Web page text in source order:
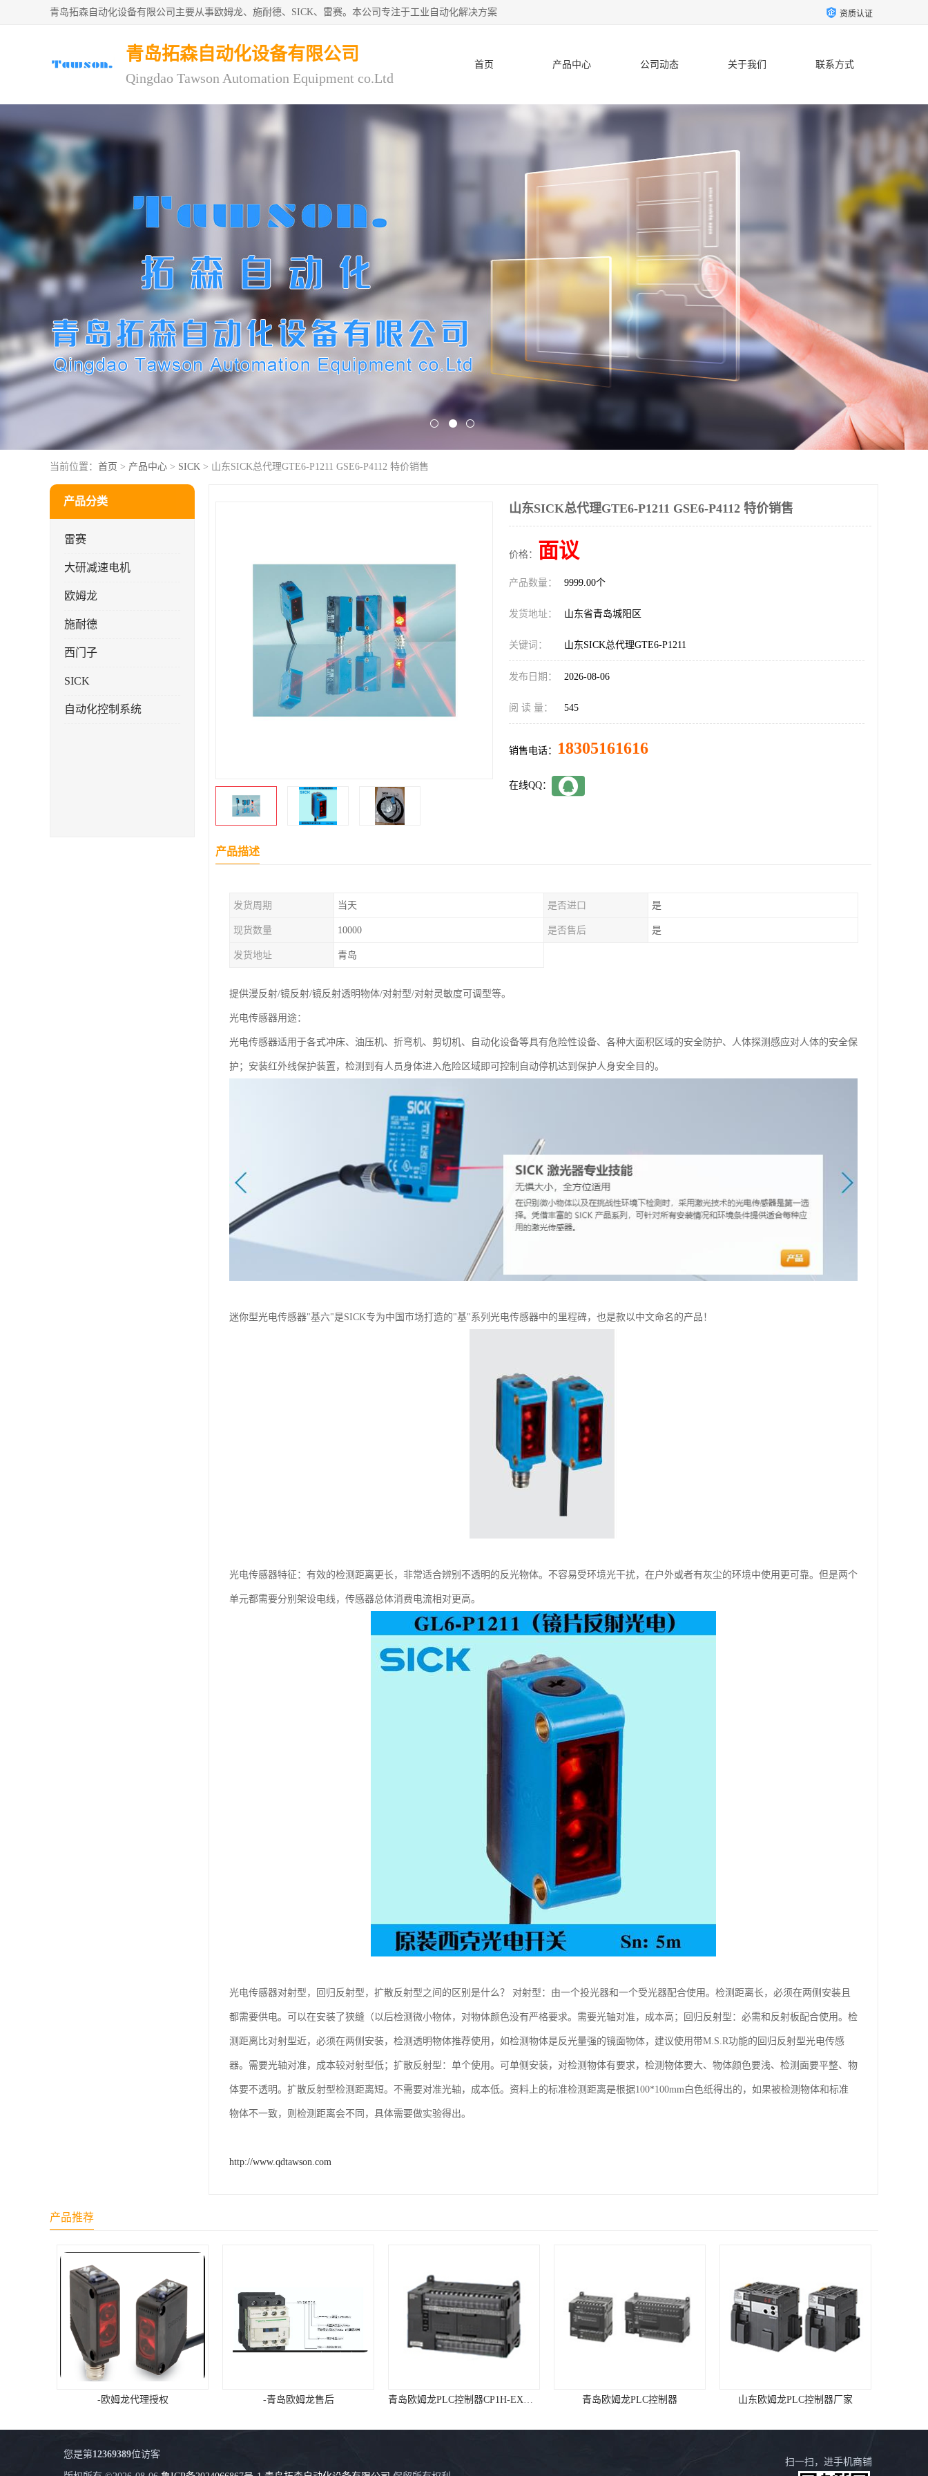
青岛拓森自动化设备有限公司主要从事欧姆龙、施耐德、SICK、雷赛。本公司专注于工业自动化解决方案 资质认证
青岛拓森自动化设备有限公司
Qingdao Tawson Automation Equipment co.Ltd
首页 产品中心 公司动态 关于我们 联系方式
当前位置： 首页 > 产品中心 > SICK > 山东SICK总代理GTE6-P1211 GSE6-P4112 特价销售
产品分类
雷赛
大研减速电机
欧姆龙
施耐德
西门子
SICK
自动化控制系统
山东SICK总代理GTE6-P1211 GSE6-P4112 特价销售
价格： 面议
产品数量： 9999.00个
发货地址： 山东省青岛城阳区
关键词： 山东SICK总代理GTE6-P1211
发布日期： 2026-08-06
阅 读 量： 545
销售电话： 18305161616
在线QQ：
产品描述
发货周期 当天 是否进口 是
现货数量 10000 是否售后 是
发货地址 青岛
提供漫反射/镜反射/镜反射透明物体/对射型/对射灵敏度可调型等。
光电传感器用途：
光电传感器适用于各式冲床、油压机、折弯机、剪切机、自动化设备等具有危险性设备、各种大面积区域的安全防护、人体探测感应对人体的安全保
护；安装红外线保护装置，检测到有人员身体进入危险区域即可控制自动停机达到保护人身安全目的。
迷你型光电传感器"基六"是SICK专为中国市场打造的"基"系列光电传感器中的里程碑，也是款以中文命名的产品！
光电传感器特征：有效的检测距离更长，非常适合辨别不透明的反光物体。不容易受环境光干扰，在户外或者有灰尘的环境中使用更可靠。但是两个
单元都需要分别架设电线，传感器总体消费电流相对更高。
光电传感器对射型，回归反射型，扩散反射型之间的区别是什么？ 对射型：由一个投光器和一个受光器配合使用。检测距离长，必须在两侧安装且
都需要供电。可以在安装了狭缝（以后检测微小物体，对物体颜色没有严格要求。需要光轴对准，成本高；回归反射型：必需和反射板配合使用。检
测距离比对射型近，必须在两侧安装，检测透明物体推荐使用，如检测物体是反光量强的镜面物体，建议使用带M.S.R功能的回归反射型光电传感
器。需要光轴对准，成本较对射型低；扩散反射型：单个使用。可单侧安装，对检测物体有要求，检测物体要大、物体颜色要浅、检测面要平整、物
体要不透明。扩散反射型检测距离短。不需要对准光轴，成本低。资料上的标准检测距离是根据100*100mm白色纸得出的，如果被检测物体和标准
物体不一致，则检测距离会不同，具体需要做实验得出。
http://www.qdtawson.com
产品推荐
-欧姆龙代理授权 -青岛欧姆龙售后 青岛欧姆龙PLC控制器CP1H-EX系列 青岛欧姆龙PLC控制器 山东欧姆龙PLC控制器厂家
您是第12369389位访客
扫一扫，进手机商铺